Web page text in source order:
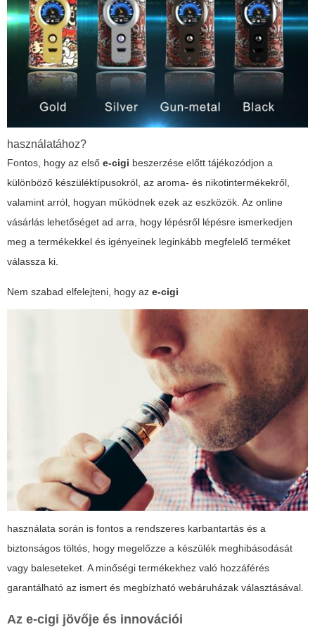
használatához?
Fontos, hogy az első e-cigi beszerzése előtt tájékozódjon a
különböző készüléktípusokról, az aroma- és nikotintermékekről,
valamint arról, hogyan működnek ezek az eszközök. Az online
vásárlás lehetőséget ad arra, hogy lépésről lépésre ismerkedjen
meg a termékekkel és igényeinek leginkább megfelelő terméket
válassza ki.
Nem szabad elfelejteni, hogy az e-cigi
használata során is fontos a rendszeres karbantartás és a
biztonságos töltés, hogy megelőzze a készülék meghibásodását
vagy baleseteket. A minőségi termékekhez való hozzáférés
garantálható az ismert és megbízható webáruházak választásával.
Az e-cigi jövője és innovációi